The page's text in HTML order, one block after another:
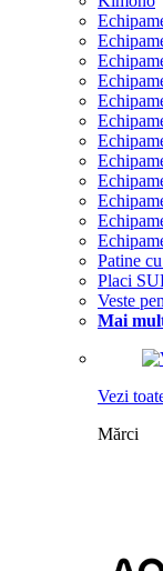
Patine
Placi
Veste
Mai
Vezi
Mărci